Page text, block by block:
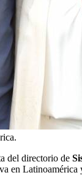
del directorio de
en